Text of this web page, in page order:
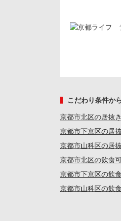
こだわり条件か
京都市北区の居抜
京都市下京区の居
京都市山科区の居
京都市北区の飲食
京都市下京区の飲
京都市山科区の飲